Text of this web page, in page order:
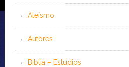
Ateísmo
Autores
Biblia – Estudios